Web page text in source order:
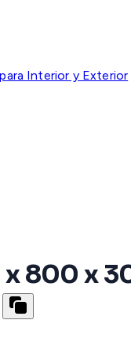
Interior y Exterior
800 x